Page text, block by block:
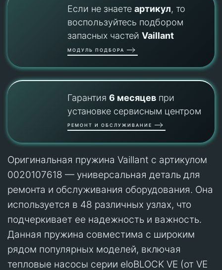
Если не знаете артикул, то
воспользуйтесь подбором
запасных частей Vaillant
МОДУЛЬ ПОДБОРА
Гарантия 6 месяцевпри
установке сервисным центром
РЕМОНТ И ОБСЛУЖИВАНИЕ
Оригинальная пружина Vaillant с артикулом
0020107618 — универсальная деталь для
ремонта и обслуживания оборудования. Она
используется в 48 различных узлах, что
подчеркивает ее надежность и важность.
Данная пружина совместима с широким
рядом популярных моделей, включая
тепловые насосы серии eloBLOCK VE (от VE